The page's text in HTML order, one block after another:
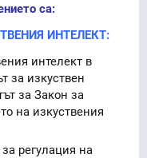
са:
ИНТЕЛЕКТ:
интелект в
за изкуствен
за Закон за
на изкуствения
регулация на